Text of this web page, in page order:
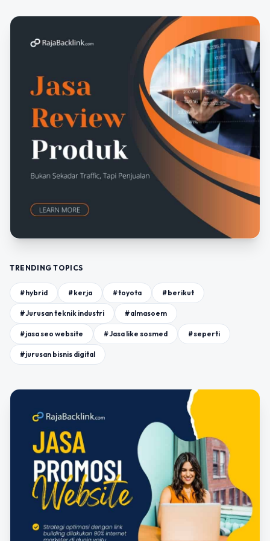
TRENDING TOPICS
#hybrid #kerja #toyota #berikut
#Jurusan teknik industri #almasoem
#jasa seo website #Jasa like sosmed #seperti
#jurusan bisnis digital